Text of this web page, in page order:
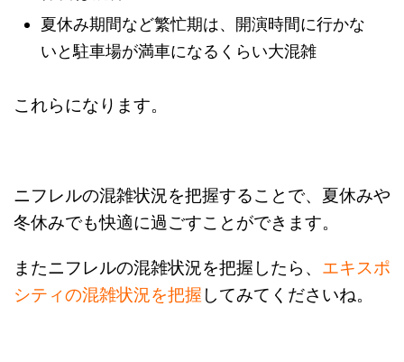
夏休み期間など繁忙期は、開演時間に行かな
いと駐車場が満車になるくらい大混雑
これらになります。
ニフレルの混雑状況を把握することで、夏休みや
冬休みでも快適に過ごすことができます。
またニフレルの混雑状況を把握したら、 エキスポ
シティの混雑状況を把握 してみてくださいね。